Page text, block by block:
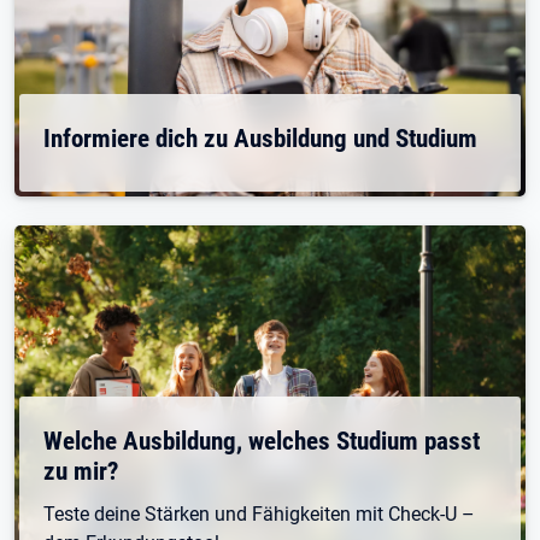
Informiere dich zu Ausbildung und Studium
Welche Ausbildung, welches Studium passt
zu mir?
Teste deine Stärken und Fähigkeiten mit Check-U –